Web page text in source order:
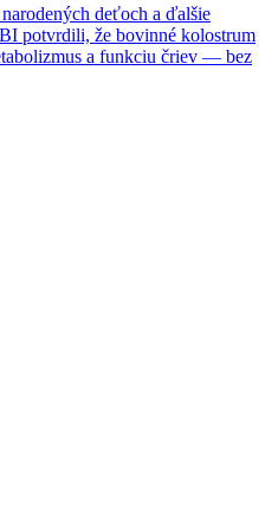
deťoch a ďalšie
potvrdili, že bovinné kolostrum
a funkciu čriev — bez